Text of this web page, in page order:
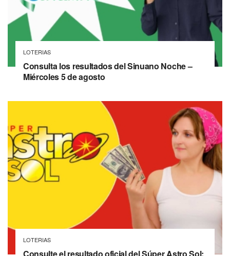
LOTERIAS
Consulta los resultados del Sinuano Noche –
Miércoles 5 de agosto
LOTERIAS